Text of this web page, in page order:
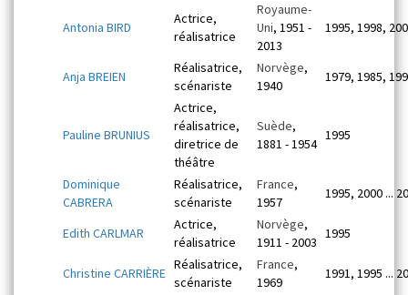
Antonia BIRD
Actrice,
réalisatrice
Royaume-
Uni, 1951 -
2013
1995, 1998,
Anja BREIEN
Réalisatrice,
scénariste
Norvège,
1940
1979, 1985,
Pauline BRUNIUS
Actrice,
réalisatrice,
diretrice de
théâtre
Suède,
1881 - 1954
1995
Dominique
CABRERA
Réalisatrice,
scénariste
France,
1957
1995, 2000 ...
Edith CARLMAR
Actrice,
réalisatrice
Norvège,
1911 - 2003
1995
Christine CARRIÈRE
Réalisatrice,
scénariste
France,
1969
1991, 1995 ...